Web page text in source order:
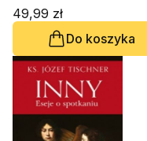
49,99 zł
Do koszyka